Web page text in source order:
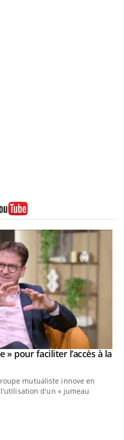
» pour faciliter l’accès à la
mutualiste innove en
d'un « jumeau